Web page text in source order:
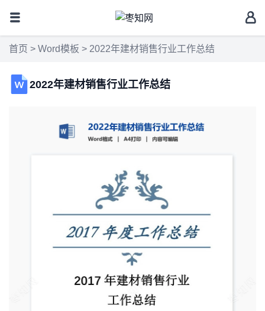
首页 > Word模板 > 2022年建材销售行业工作总结
2022年建材销售行业工作总结